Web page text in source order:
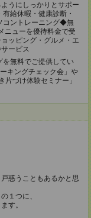
うにしっかりとサポー
給休暇・健康診断・
コントレーニング◆無
ニューを優待料金で受
ッピング・グルメ・エ
ービス
を無料でご提供してい
キングチェック会」や
片づけ体験セミナー」
惑うこともあるかと思
１つに、
す。